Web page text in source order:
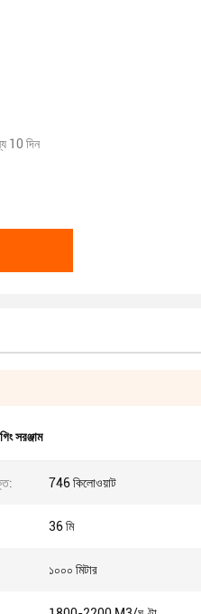
10 দিন
সরঞ্জাম
746 কিলোওয়াট
36 মি
১০০০ মিটার